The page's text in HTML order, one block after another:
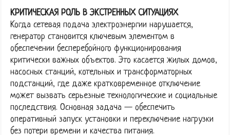
КРИТИЧЕСКАЯ РОЛЬ В ЭКСТРЕННЫХ СИТУАЦИЯХ
Когда сетевая подача электроэнергии нарушается,
генератор становится ключевым элементом в
обеспечении бесперебойного функционирования
критически важных объектов. Это касается жилых домов,
насосных станций, котельных и трансформаторных
подстанций, где даже кратковременное отключение
может вызвать серьезные технологические и социальные
последствия. Основная задача — обеспечить
оперативный запуск установки и переключение нагрузки
без потери времени и качества питания.